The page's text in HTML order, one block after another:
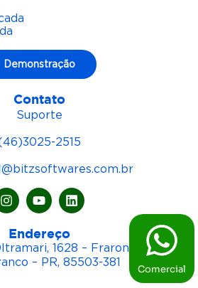
Comercial
Demonstração
Contato
Suporte
2515
Endereço
1628 – Fraron,
– PR, 85503-381